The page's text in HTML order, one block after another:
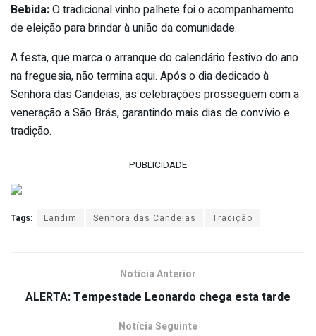
Bebida:O tradicional vinho palhete foi o acompanhamento
de eleição para brindar à união da comunidade.
A festa, que marca o arranque do calendário festivo do ano
na freguesia, não termina aqui. Após o dia dedicado à
Senhora das Candeias, as celebrações prosseguem com a
veneração a São Brás, garantindo mais dias de convívio e
tradição.
PUBLICIDADE
Tags: Landim Senhora das Candeias Tradição
Notícia Anterior
ALERTA: Tempestade Leonardo chega esta tarde
Notícia Seguinte